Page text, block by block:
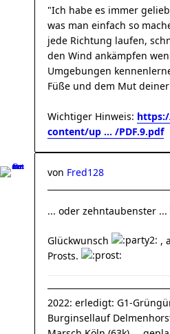
"Ich habe es immer
was man einfach so
jede Richtung laufen,
den Wind ankämpfen
Umgebungen
Füße und dem Mut
Wichtiger Hinweis:
content/up ... /PDF.9.pdf
von Fred128
... oder zehntaubenster ...
Glückwunsch
,
Prosts.
2022: erledigt: G1-
Burginsellauf